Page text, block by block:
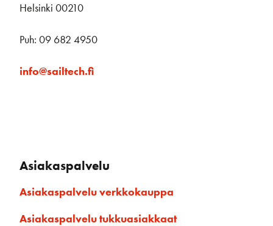
Helsinki 00210
Puh: 09 682 4950
info@sailtech.fi
Asiakaspalvelu
Asiakaspalvelu verkkokauppa
Asiakaspalvelu tukkuasiakkaat